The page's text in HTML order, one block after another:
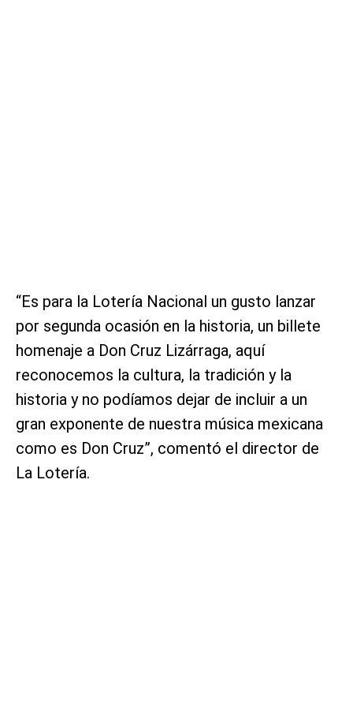
“Es para la Lotería Nacional un gusto lanzar
por segunda ocasión en la historia, un billete
homenaje a Don Cruz Lizárraga, aquí
reconocemos la cultura, la tradición y la
historia y no podíamos dejar de incluir a un
gran exponente de nuestra música mexicana
como es Don Cruz”, comentó el director de
La Lotería.